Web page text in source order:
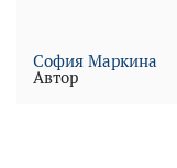
София Маркина
Автор